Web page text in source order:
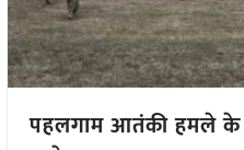
पहलगाम आतंकी हमले के